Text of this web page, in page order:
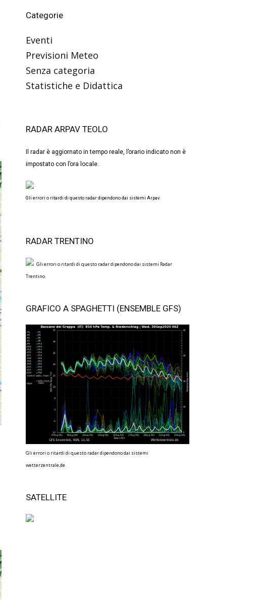
Categorie
Eventi
Previsioni Meteo
Senza categoria
Statistiche e Didattica
RADAR ARPAV TEOLO
Il radar è aggiornato in tempo reale, l’orario indicato non è
impostato con l’ora locale.
Gli errori o ritardi di questo radar dipendono dai sistemi Arpav.
RADAR TRENTINO
Gli errori o ritardi di questo radar dipendono dai sistemi Radar
Trentino.
GRAFICO A SPAGHETTI (ENSEMBLE GFS)
Gli errori o ritardi di questo radar dipendono dai sistemi
wetterzentrale.de.
SATELLITE